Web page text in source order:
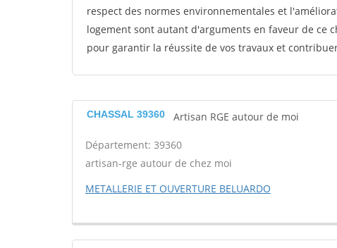
respect des normes environnementales et
logement sont autant d'arguments en faveur de ce
pour garantir la réussite de vos travaux et
CHASSAL 39360 Artisan RGE autour de moi
Département: 39360
artisan-rge autour de chez moi
METALLERIE ET OUVERTURE BELUARDO